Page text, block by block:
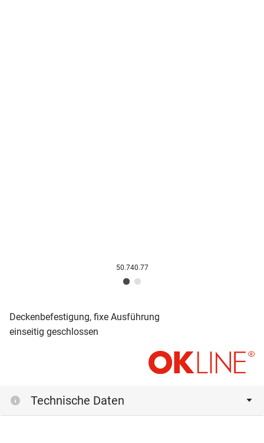
50.740.77
Deckenbefestigung, fixe Ausführung
einseitig geschlossen
Technische Daten